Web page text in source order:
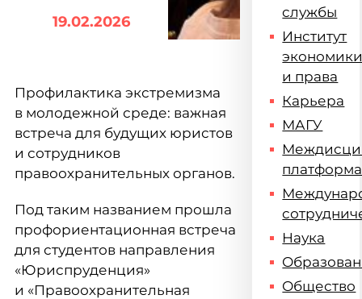
19.02.2026
Профилактика экстремизма
в молодежной среде: важная
встреча для будущих юристов
и сотрудников
правоохранительных органов.
Под таким названием прошла
профориентационная встреча
для студентов направления
«Юриспруденция»
и «Правоохранительная
службы
Институт
и права
Карьера
МАГУ
платформа
Наука
Общество